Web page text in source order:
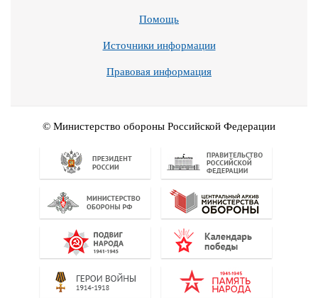
Помощь
Источники информации
Правовая информация
© Министерство обороны Российской Федерации